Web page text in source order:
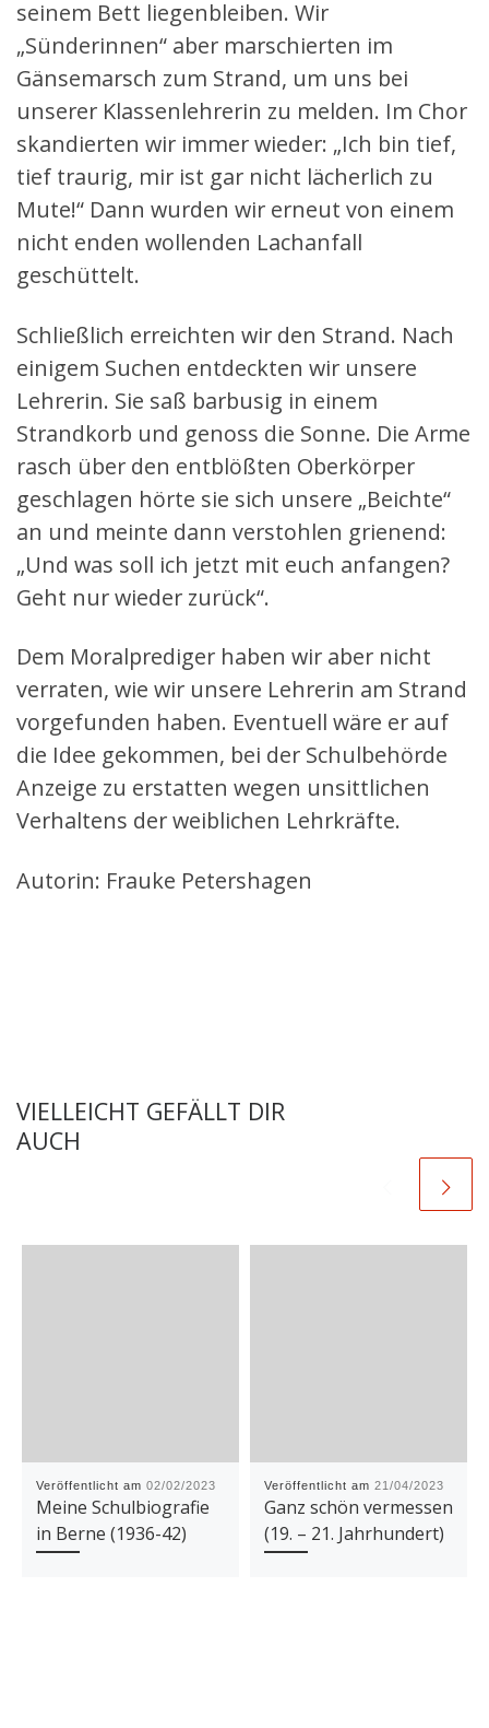
seinem Bett liegenbleiben. Wir
„Sünderinnen“ aber marschierten im
Gänsemarsch zum Strand, um uns bei
unserer Klassenlehrerin zu melden. Im Chor
skandierten wir immer wieder: „Ich bin tief,
tief traurig, mir ist gar nicht lächerlich zu
Mute!“ Dann wurden wir erneut von einem
nicht enden wollenden Lachanfall
geschüttelt.
Schließlich erreichten wir den Strand. Nach
einigem Suchen entdeckten wir unsere
Lehrerin. Sie saß barbusig in einem
Strandkorb und genoss die Sonne. Die Arme
rasch über den entblößten Oberkörper
geschlagen hörte sie sich unsere „Beichte“
an und meinte dann verstohlen grienend:
„Und was soll ich jetzt mit euch anfangen?
Geht nur wieder zurück“.
Dem Moralprediger haben wir aber nicht
verraten, wie wir unsere Lehrerin am Strand
vorgefunden haben. Eventuell wäre er auf
die Idee gekommen, bei der Schulbehörde
Anzeige zu erstatten wegen unsittlichen
Verhaltens der weiblichen Lehrkräfte.
Autorin: Frauke Petershagen
VIELLEICHT GEFÄLLT DIR
AUCH
Veröffentlicht am 02/02/2023
Meine Schulbiografie
in Berne (1936-42)
Veröffentlicht am 21/04/2023
Ganz schön vermessen
(19. – 21. Jahrhundert)